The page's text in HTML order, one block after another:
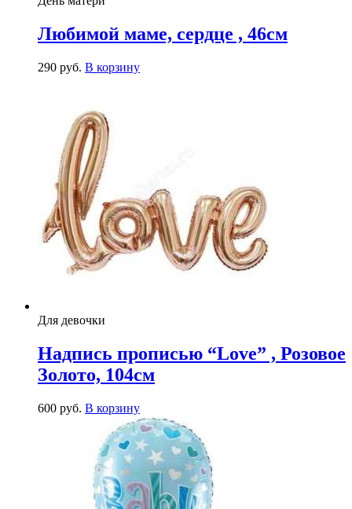
Любимой маме, сердце , 46см
290 руб. В корзину
Для девочки
Надпись прописью “Love” , Розовое
Золото, 104см
600 руб. В корзину